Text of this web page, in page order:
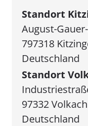
Standort
August-
797318
Deutschland
Standort
97332 Volkach
Deutschland